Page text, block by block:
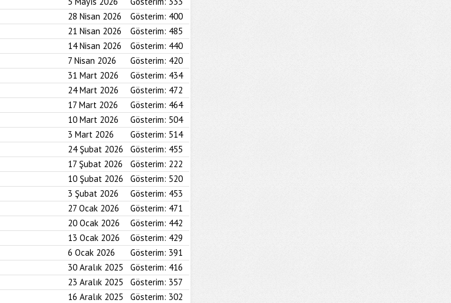
28 Nisan 2026 Gösterim: 400
21 Nisan 2026 Gösterim: 485
14 Nisan 2026 Gösterim: 440
7 Nisan 2026 Gösterim: 420
31 Mart 2026 Gösterim: 434
24 Mart 2026 Gösterim: 472
17 Mart 2026 Gösterim: 464
10 Mart 2026 Gösterim: 504
3 Mart 2026 Gösterim: 514
24 Şubat 2026 Gösterim: 455
17 Şubat 2026 Gösterim: 222
10 Şubat 2026 Gösterim: 520
3 Şubat 2026 Gösterim: 453
27 Ocak 2026 Gösterim: 471
20 Ocak 2026 Gösterim: 442
13 Ocak 2026 Gösterim: 429
6 Ocak 2026 Gösterim: 391
30 Aralık 2025 Gösterim: 416
23 Aralık 2025 Gösterim: 357
16 Aralık 2025 Gösterim: 302